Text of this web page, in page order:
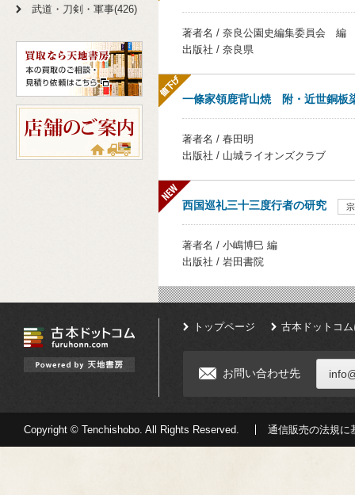
武道・刀剣・軍事(426)
著者名 / 奈良公園史編集委員会 編
出版社 / 奈良県
一條家領鹿背山焼 附・近世銅板
著者名 / 春田明
出版社 / 山城ライオンズクラブ
西国巡礼三十三度行者の研究
著者名 / 小嶋博巳 編
出版社 / 岩田書院
トップページ 古本ドットコ
お問い合わせ先
Copyright © Tenchishobo. All Rights Reserved. 通信販売の法規に